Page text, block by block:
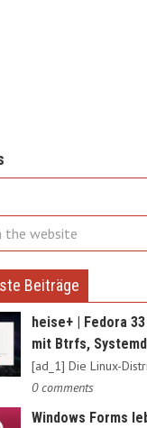
Beiträge
heise+ | Fedora
mit Btrfs,
0 comments
Windows Forms